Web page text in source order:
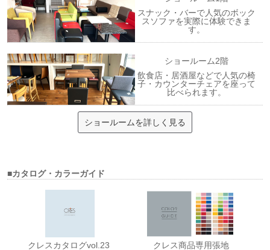
スナック・バーで人気のボック
スソファを実際に体験できま
す。
ショールーム2階
飲食店・居酒屋などで人気の椅
子・カウンターチェアを座って
比べられます。
ショールームを詳しく見る
■カタログ・カラーガイド
クレスカタログvol.23
クレス商品専用張地